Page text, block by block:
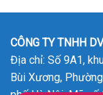
CÔNG TY TNHH
Địa chỉ: Số 9A1,
Bùi Xương,